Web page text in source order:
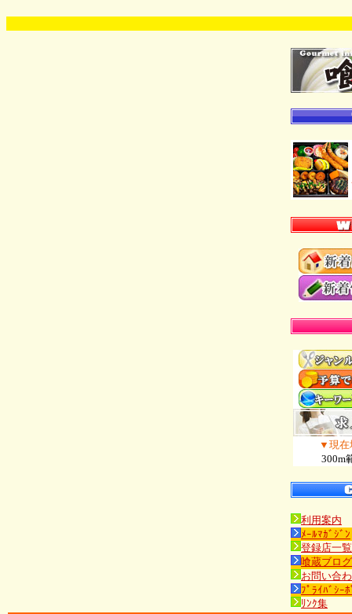
▼現在
300m
利用案内
ﾒｰﾙﾏｶﾞｼﾞﾝ
登録店一覧
喰蔵ブログ
お問い合
ﾌﾟﾗｲﾊﾞｼｰ
ﾘﾝｸ集